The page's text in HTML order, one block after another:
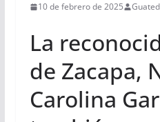
10 de febrero de 2025
La
de Zacapa,
Carolina